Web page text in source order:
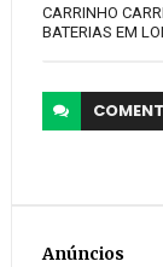
CARRINHO
BATERIAS EM
Anúncios